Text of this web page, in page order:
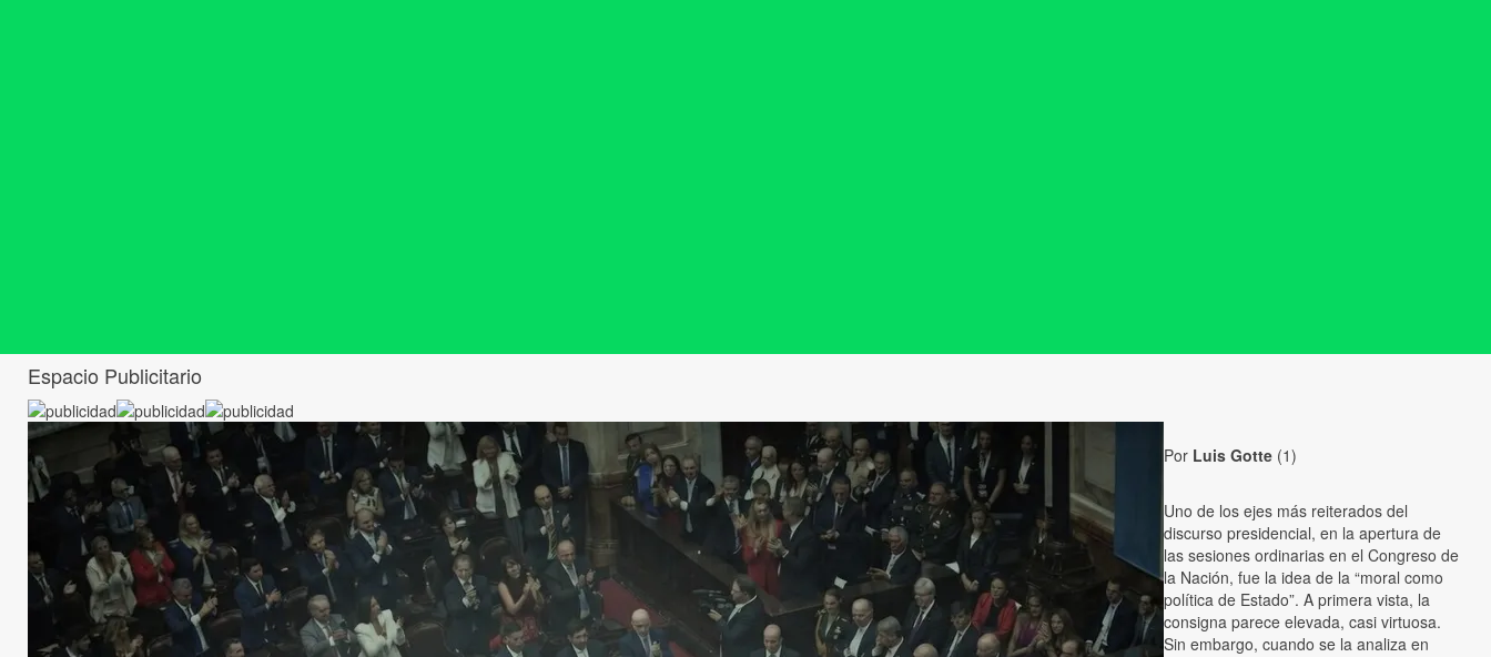
Espacio Publicitario
Por Luis Gotte (1)
Uno de los ejes más reiterados del
discurso presidencial, en la apertura de
las sesiones ordinarias en el Congreso de
la Nación, fue la idea de la “moral como
política de Estado”. A primera vista, la
consigna parece elevada, casi virtuosa.
Sin embargo, cuando se la analiza en